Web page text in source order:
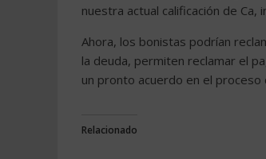
nuestra actual calificación de
Ahora, los bonistas podrían
la deuda, permiten reclamar el
un pronto acuerdo en el
Relacionado